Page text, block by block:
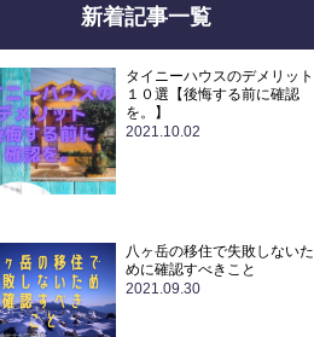
新着記事一覧
タイニーハウスのデメリット
１０選【後悔する前に確認
を。】
2021.10.02
八ヶ岳の移住で失敗しないた
めに確認すべきこと
2021.09.30